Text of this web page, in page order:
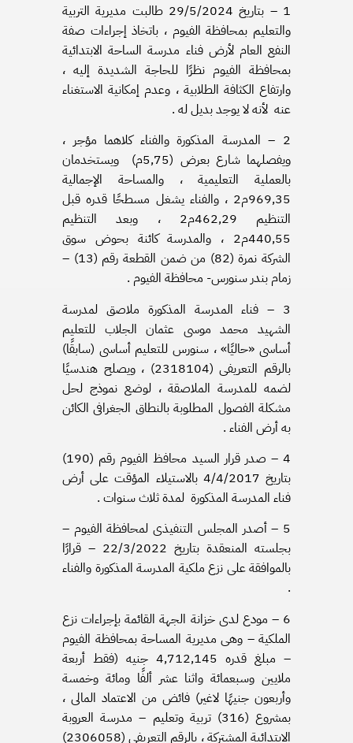
1 – بتاريخ 29/5/2024 طالبت مديرية التربية
والتعليم بمحافظة الفيوم ، باتخاذ إجراءات صفة
النفع العام لأرض فناء مدرسة الساحة الابتدائية
بمحافظة الفيوم نظرًا للحاجة الشديدة إليه ،
وارتفاع الكثافة الطلابية ، وعدم إمكانية الاستغناء
عنه لأنه لا يوجد بديل له .
2 – المدرسة المذكورة والفناء كلاهما مؤجر ،
ويفصلهما شارع بعرض (5٫75م) ويستخدمان
بالعملية التعليمية ، والمساحة الإجمالية
969٫35م2 ، والفناء يشغل مسطحًا قدره قبل
التنظيم 462٫29م2 ، وبعد التنظيم
440٫55م2 ، والمدرسة كائنة بحوض سوق
الشركة نمرة (82) من ضمن القطعة رقم (13) –
زمام بندر سنورس- محافظة الفيوم .
3 – فناء المدرسة المذكورة ملاصق لمدرسة
الشهيد محمد موسى عثمان الجلاب للتعليم
أساسى «حاليًا» ، سنورس للتعليم أساسى (سابقًا)
بالرقم التعريفى (2318104) ، ويصلح هندسيًا
لضمه للمدرسة الملاصقة ، لوضع نموذج لحل
مشكلة الفصول المطلوبة بالنطاق الجغرافى الكائن
به أرض الفناء .
4 – صدر قرار السيد محافظ الفيوم رقم (190)
بتاريخ 4/4/2017 بالاستيلاء المؤقت على أرض
فناء المدرسة المذكورة لمدة ثلاث سنوات .
5 – أصدر المجلس التنفيذى لمحافظة الفيوم –
بجلسته المنعقدة بتاريخ 22/3/2022 – قرارًا
بالموافقة على نزع ملكية المدرسة المذكورة والفناء
.
6 – مودع لدى خزانة الجهة القائمة بإجراءات نزع
الملكية – وهى مديرية المساحة بمحافظة الفيوم
– مبلغ قدره 4٫712٫145 جنيه (فقط أربعة
ملايين وسبعمائة واثنا عشر ألفًا ومائة وخمسة
وأربعون جنيهًا لاغير) فائض من الاعتماد المالى ،
بمشروع (316) تربية وتعليم – مدرسة العروبة
الابتدائية المشتركة ، بالرقم التعريفى (2306058)